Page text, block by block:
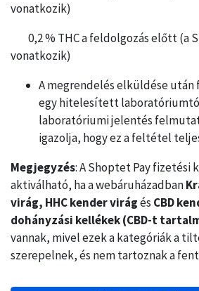
vonatkozik)
0,2 % THC a feldolgozás előtt (a
vonatkozik)
A megrendelés elküldése
egy hitelesített
laboratóriumi jelentés
igazolja, hogy ez a feltétel
Megjegyzés: A Shoptet Pay fizetési
aktiválható, ha a webáruházadban
virág, HHC kender virágés CBD
dohányzási kellékek (CBD-t
vannak, mivel ezek a kategóriák a
szerepelnek, és nem tartoznak a